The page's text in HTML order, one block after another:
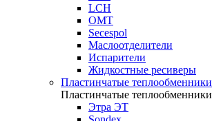
LCH
OMT
Secespol
Маслоотделители
Испарители
Жидкостные ресиверы
Пластинчатые теплообменники
Пластинчатые теплообменники
Этра ЭТ